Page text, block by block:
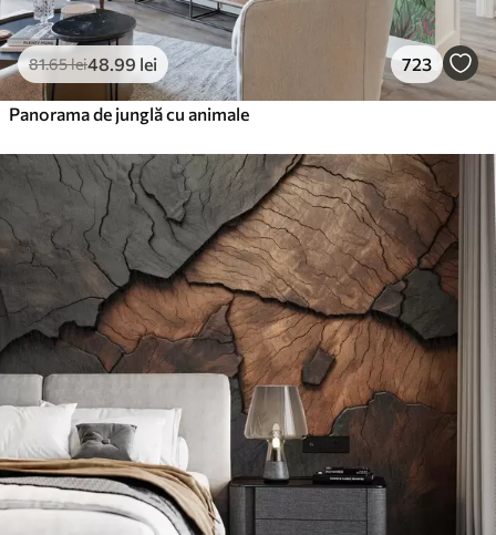
81.65lei48 .99 lei 723
Panorama de junglă cu animale